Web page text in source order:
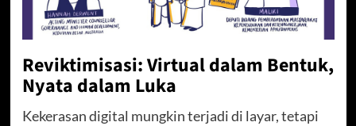
Reviktimisasi: Virtual dalam Bentuk,
Nyata dalam Luka
Kekerasan digital mungkin terjadi di layar, tetapi